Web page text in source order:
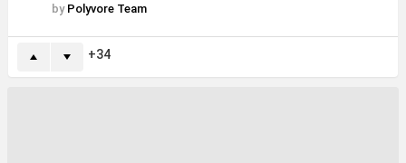
by Polyvore Team
34